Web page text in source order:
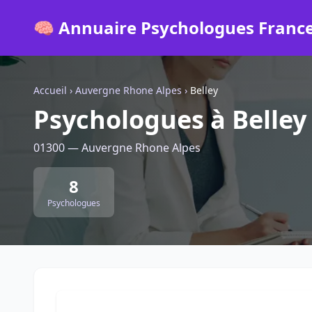
🧠 Annuaire Psychologues
Accueil › Auvergne Rhone Alpes › Belley
Psychologues à Belley
01300 — Auvergne Rhone Alpes
8
Psychologues